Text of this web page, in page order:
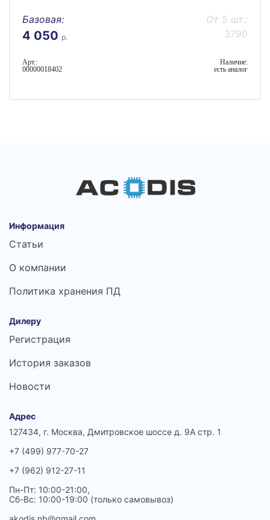
Базовая:
4 050 р.
От 5 шт.:
3790
Арт.:
00000018402
Наличие:
есть аналог
Информация
Статьи
О компании
Политика хранения ПД
Дилеру
Регистрация
История заказов
Новости
Адрес
127434, г. Москва, Дмитровское шоссе д. 9А стр. 1
+7 (499) 977-70-27
+7 (962) 912-27-11
Пн-Пт: 10:00-21:00,
Сб-Вс: 10:00-19:00 (только самовывоз)